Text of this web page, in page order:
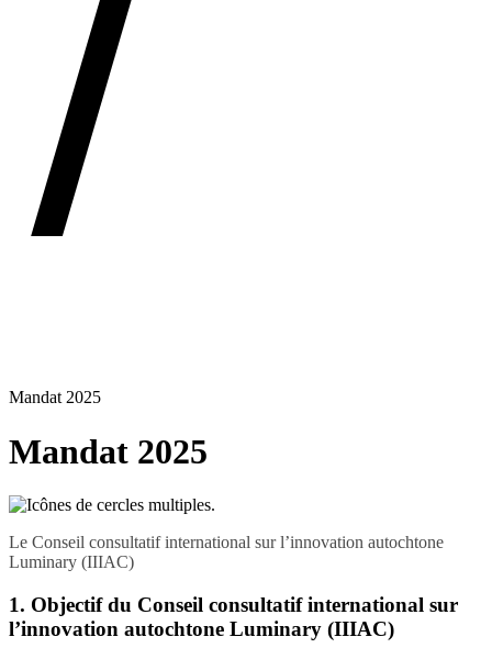
Mandat 2025
Mandat 2025
Le Conseil consultatif international sur l’innovation autochtone
Luminary (IIIAC)
1. Objectif du Conseil consultatif international sur
l’innovation autochtone Luminary (IIIAC)